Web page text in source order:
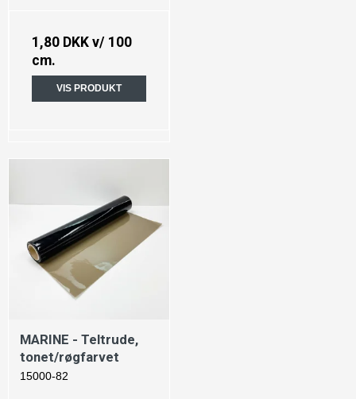
1,80 DKK v/ 100
cm.
VIS PRODUKT
MARINE - Teltrude,
tonet/røgfarvet
15000-82